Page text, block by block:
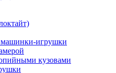
машинки-игрушки
кузовами